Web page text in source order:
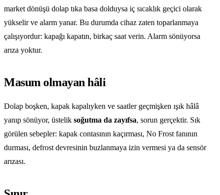
market dönüşü dolap tıka basa dolduysa iç sıcaklık geçici olarak
yükselir ve alarm yanar. Bu durumda cihaz zaten toparlanmaya
çalışıyordur: kapağı kapatın, birkaç saat verin. Alarm sönüyorsa
arıza yoktur.
Masum olmayan hâli
Dolap boşken, kapak kapalıyken ve saatler geçmişken ışık hâlâ
yanıp sönüyor, üstelik soğutma da zayıfsa, sorun gerçektir. Sık
görülen sebepler: kapak contasının kaçırması, No Frost fanının
durması, defrost devresinin buzlanmaya izin vermesi ya da sensör
arızası.